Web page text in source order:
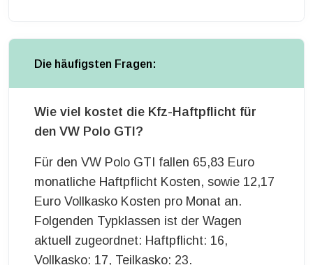
Die häufigsten Fragen:
Wie viel kostet die Kfz-Haftpflicht für
den VW Polo GTI?
Für den VW Polo GTI fallen 65,83 Euro
monatliche Haftpflicht Kosten, sowie 12,17
Euro Vollkasko Kosten pro Monat an.
Folgenden Typklassen ist der Wagen
aktuell zugeordnet: Haftpflicht: 16,
Vollkasko: 17, Teilkasko: 23.